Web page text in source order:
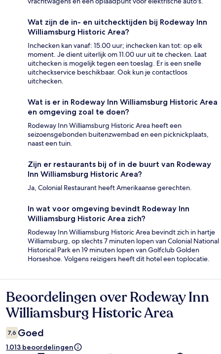
Wat zijn de in- en uitchecktijden bij Rodeway Inn
Williamsburg Historic Area?
Inchecken kan vanaf: 15.00 uur; inchecken kan tot: op elk
moment. Je dient uiterlijk om 11.00 uur uit te checken. Laat
uitchecken is mogelijk tegen een toeslag. Er is een snelle
uitcheckservice beschikbaar. Ook kun je contactloos
uitchecken.
Wat is er in Rodeway Inn Williamsburg Historic Area
en omgeving zoal te doen?
Rodeway Inn Williamsburg Historic Area heeft een
seizoensgebonden buitenzwembad en een picknickplaats,
naast een tuin.
Zijn er restaurants bij of in de buurt van Rodeway
Inn Williamsburg Historic Area?
Ja, Colonial Restaurant heeft Amerikaanse gerechten.
In wat voor omgeving bevindt Rodeway Inn
Williamsburg Historic Area zich?
Rodeway Inn Williamsburg Historic Area bevindt zich in hartje
Williamsburg, op slechts 7 minuten lopen van Colonial National
Historical Park en 19 minuten lopen van Golfclub Golden
Horseshoe. Volgens reizigers heeft dit hotel een toplocatie.
Beoordelingen
Beoordelingen over Rodeway Inn
Williamsburg Historic Area
7,6 Goed
1.013 beoordelingen